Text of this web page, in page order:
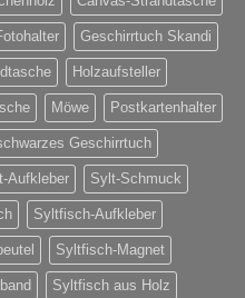
Geschirrtuch Skandi
Holzaufsteller
Möwe Postkartenhalter
Geschirrtuch
Aufkleber Sylt-Schmuck
Syltfisch-Aufkleber
Syltfisch-Magnet
Syltfisch aus Holz